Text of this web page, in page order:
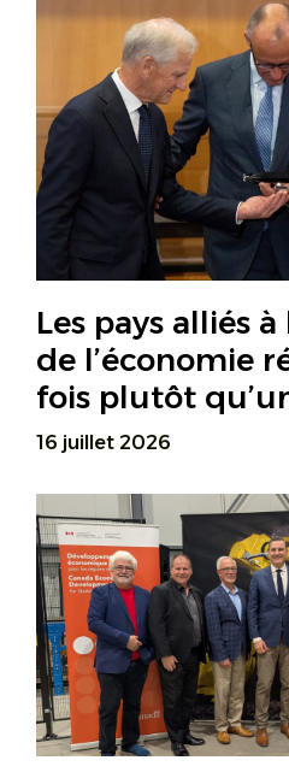
Les pays alliés
de l’économie
fois plutôt
16 juillet 2026